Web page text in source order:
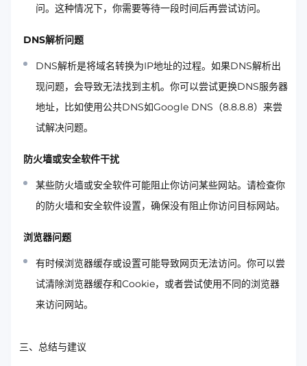
问。这种情况下，你需要等待一段时间后再尝试访问。
DNS解析问题
DNS解析是将域名转换为IP地址的过程。如果DNS解析出
现问题，会导致无法找到主机。你可以尝试更换DNS服务器
地址，比如使用公共DNS如Google DNS（8.8.8.8）来尝
试解决问题。
防火墙或安全软件干扰
某些防火墙或安全软件可能阻止你访问某些网站。请检查你
的防火墙和安全软件设置，确保没有阻止你访问目标网站。
浏览器问题
有时候浏览器缓存或设置可能导致网页无法访问。你可以尝
试清除浏览器缓存和Cookie，或者尝试使用不同的浏览器
来访问网站。
三、总结与建议